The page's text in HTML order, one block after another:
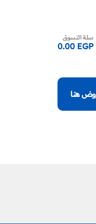
سلة التسوق
0.00 EGP
هنا